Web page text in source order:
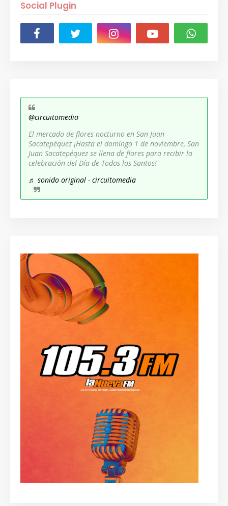
Social Plugin
@circuitomedia
El mercado de flores nocturno en San Juan
Sacatepéquez ¡Hasta el domingo 1 de noviembre, San
Juan Sacatepéquez se llena de flores para recibir la
celebración del Día de Todos los Santos!
♬ sonido original - circuitomedia